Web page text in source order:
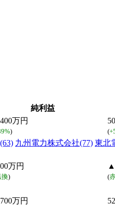
純利益
万円
) (
九州電力株式会社(77) 東北
万円
換) (
万円